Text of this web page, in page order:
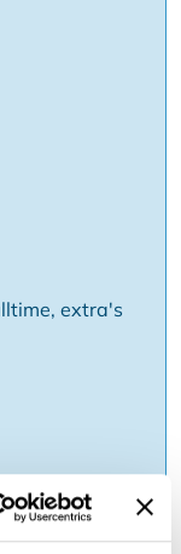
extra's